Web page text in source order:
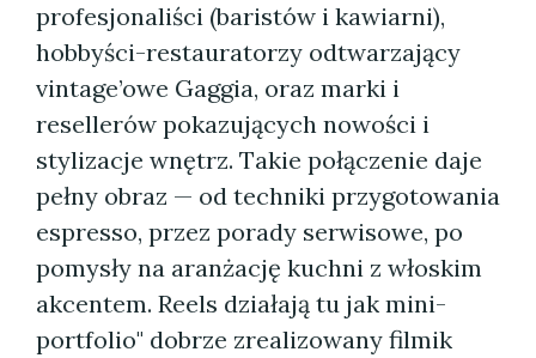
profesjonaliści (baristów i kawiarni),
hobbyści-restauratorzy odtwarzający
vintage’owe Gaggia, oraz marki i
resellerów pokazujących nowości i
stylizacje wnętrz. Takie połączenie daje
pełny obraz — od techniki przygotowania
espresso, przez porady serwisowe, po
pomysły na aranżację kuchni z włoskim
akcentem. Reels działają tu jak mini-
portfolio" dobrze zrealizowany filmik